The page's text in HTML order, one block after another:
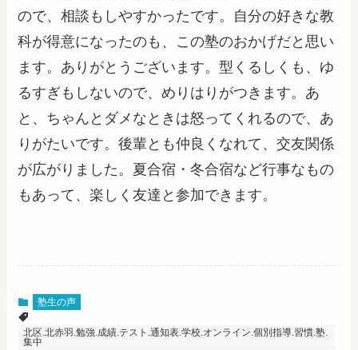
ので、相談もしやすかったです。自分の好きな教
科が得意になったのも、この塾のおかげだと思い
ます。ありがとうございます。型くるしくも、ゆ
るすぎもしないので、めりはりがつきます。あ
と、ちゃんとダメなときは怒ってくれるので、あ
りがたいです。後輩とも仲良くなれて、交友関係
が広がりました。夏合宿・冬合宿など行事なもの
もあって、楽しく友達と参加できます。
塾生の声
北区.北赤羽.勉強.成績.テスト.通知表.学校.オンライン.個別指導.習慣.塾.
集中